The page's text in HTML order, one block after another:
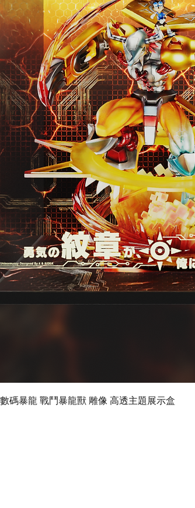
Quick View
碼暴龍 戰鬥暴龍獸 雕像 高透主題展示盒